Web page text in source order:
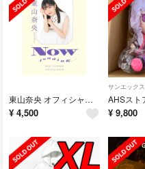
東山奈央 オフィシャルブック NOW loading… サイン本
¥ 4,500
サンエックス
¥ 9,800